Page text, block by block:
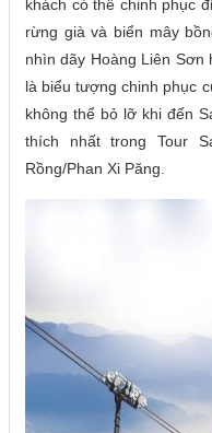
khách có thể chinh phục
rừng già và biển mây
nhìn dãy Hoàng Liên
là biểu tượng chinh phục
không thể bỏ lỡ khi đến
thích nhất trong Tour
Rồng/Phan Xi Păng.